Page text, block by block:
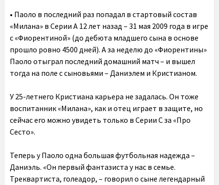
• Паоло в последний раз попадал в стартовый состав
«Милана» в Серии А 12 лет назад – 31 мая 2009 года в игре
с «Фиорентиной» (до дебюта младшего сына в основе
прошло ровно 4500 дней). А за неделю до «Фиорентины»
Паоло отыграл последний домашний матч – и вышел
тогда на поле с сыновьями – Даниэлем и Кристианом.
У 25-летнего Кристиана карьера не задалась. Он тоже
воспитанник «Милана», как и отец играет в защите, но
сейчас его можно увидеть только в Серии С за «Про
Сесто».
Теперь у Паоло одна большая футбольная надежда –
Даниэль. «Он первый фантазиста у нас в семье.
Треквартиста, голеадор, – говорил о сыне легендарный